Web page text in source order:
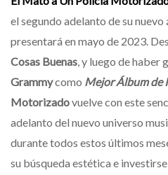
el segundo adelanto de su
presentará en mayo de 2023.
Cosas Buenas , y luego de haber
Grammycomo Mejor Álbum de
Motorizadovuelve con este
adelanto del nuevo universo
durante todos estos últimos
su búsqueda estética e